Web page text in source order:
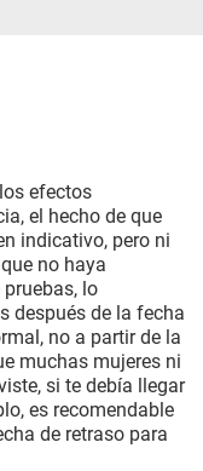
efectos
el hecho de que
indicativo, pero ni
no haya
lo
después de la fecha
no a partir de la
muchas mujeres ni
si te debía llegar
es recomendable
de retraso para